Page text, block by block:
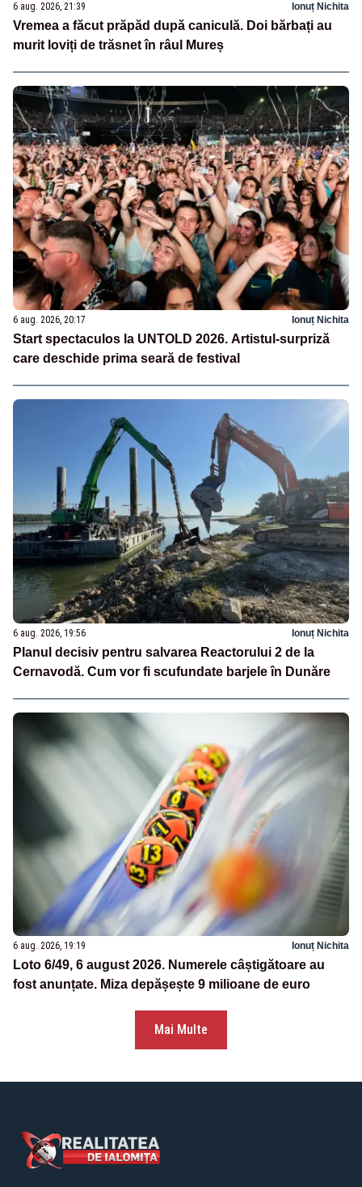
6 aug. 2026, 21:39 Ionuț Nichita
Vremea a făcut prăpăd după caniculă. Doi bărbați au
murit loviți de trăsnet în râul Mureș
6 aug. 2026, 20:17 Ionuț Nichita
Start spectaculos la UNTOLD 2026. Artistul-surpriză
care deschide prima seară de festival
6 aug. 2026, 19:56 Ionuț Nichita
Planul decisiv pentru salvarea Reactorului 2 de la
Cernavodă. Cum vor fi scufundate barjele în Dunăre
6 aug. 2026, 19:19 Ionuț Nichita
Loto 6/49, 6 august 2026. Numerele câștigătoare au
fost anunțate. Miza depășește 9 milioane de euro
Mai Multe